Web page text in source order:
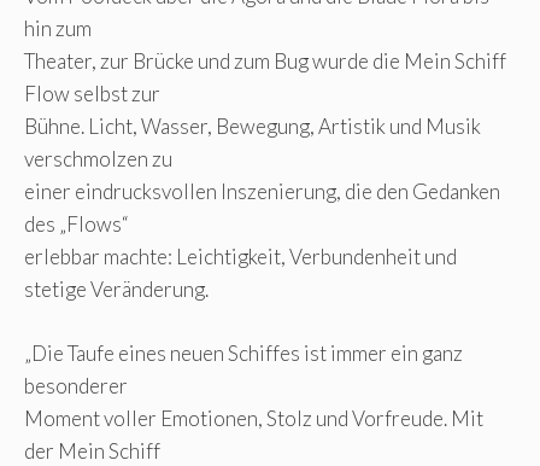
hin zum
Theater, zur Brücke und zum Bug wurde die Mein Schiff
Flow selbst zur
Bühne. Licht, Wasser, Bewegung, Artistik und Musik
verschmolzen zu
einer eindrucksvollen Inszenierung, die den Gedanken
des „Flows“
erlebbar machte: Leichtigkeit, Verbundenheit und
stetige Veränderung.
„Die Taufe eines neuen Schiffes ist immer ein ganz
besonderer
Moment voller Emotionen, Stolz und Vorfreude. Mit
der Mein Schiff